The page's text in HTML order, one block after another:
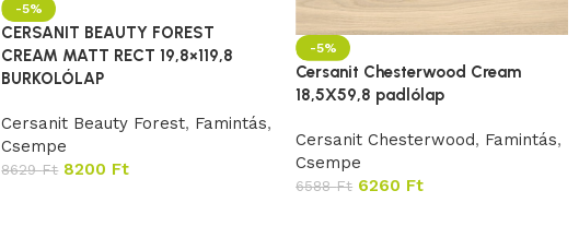
-5%
CERSANIT BEAUTY FOREST
CREAM MATT RECT 19,8×119,8
BURKOLÓLAP
Cersanit Beauty Forest, Famintás,
Csempe
8629Ft 8200 Ft
-5%
Cersanit Chesterwood Cream
18,5X59,8 padlólap
Cersanit Chesterwood, Famintás,
Csempe
6588Ft 6260 Ft